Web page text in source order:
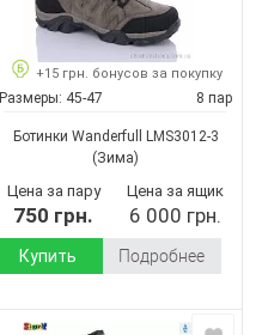
+15 грн. бонусов за покупку
Размеры: 45-47 8 пар
Ботинки Wanderfull LMS3012-3
(Зима)
Цена за пару
750 грн.
Цена за ящик
6 000 грн.
Купить Подробнее